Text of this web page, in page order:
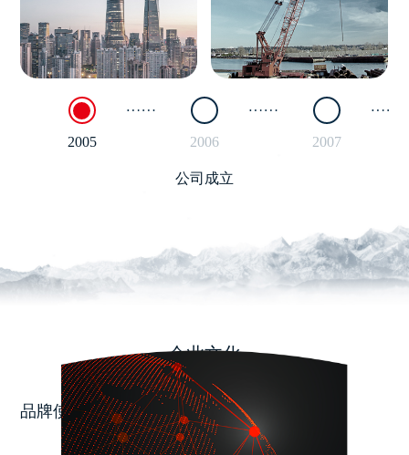
2005 2006 2007
公司成立
企业文化
品牌使命